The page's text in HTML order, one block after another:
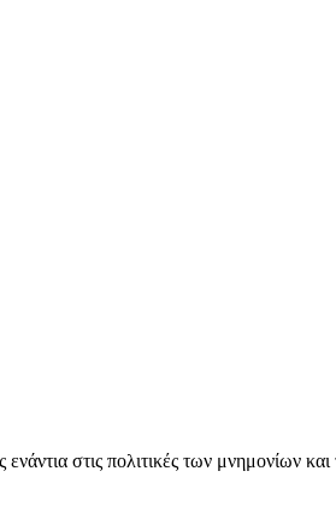
στις πολιτικές των μνημονίων και